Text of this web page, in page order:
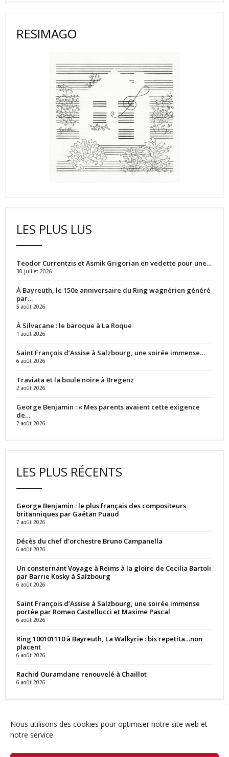
Nous utilisons des cookies pour optimiser notre site web et
notre service.
RESIMAGO
LES PLUS LUS
Teodor Currentzis et Asmik Grigorian en vedette pour une…
30 juillet 2026
À Bayreuth, le 150e anniversaire du Ring wagnérien généré
par…
5 août 2026
À Silvacane : le baroque à La Roque
1 août 2026
Saint François d’Assise à Salzbourg, une soirée immense…
6 août 2026
Traviata et la boule noire à Bregenz
2 août 2026
George Benjamin : « Mes parents avaient cette exigence
de…
2 août 2026
LES PLUS RÉCENTS
George Benjamin : le plus français des compositeurs
britanniques par Gaëtan Puaud
7 août 2026
Décès du chef d’orchestre Bruno Campanella
6 août 2026
Un consternant Voyage à Reims à la gloire de Cecilia Bartoli
par Barrie Kosky à Salzbourg
6 août 2026
Saint François d’Assise à Salzbourg, une soirée immense
portée par Romeo Castellucci et Maxime Pascal
6 août 2026
Ring 100101110 à Bayreuth, La Walkyrie : bis repetita…non
placent
6 août 2026
Rachid Ouramdane renouvelé à Chaillot
6 août 2026